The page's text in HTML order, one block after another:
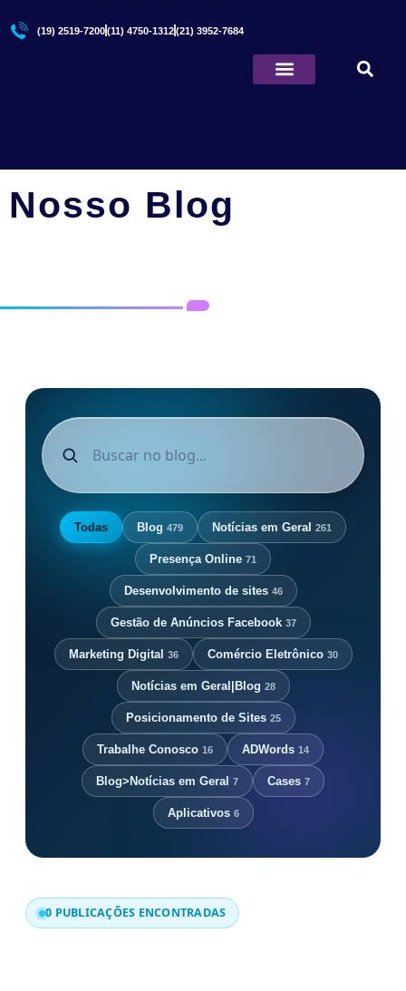
(19) 2519-7200(11) 4750-1312(21) 3952-7684
Nosso Blog
Todas Blog 479 Notícias em Geral 261
Presença Online 71
Desenvolvimento de sites 46
Gestão de Anúncios Facebook 37
Marketing Digital 36 Comércio Eletrônico 30
Notícias em Geral|Blog 28
Posicionamento de Sites 25
Trabalhe Conosco 16 ADWords 14
Blog>Notícias em Geral 7 Cases 7
Aplicativos 6
0 PUBLICAÇÕES ENCONTRADAS